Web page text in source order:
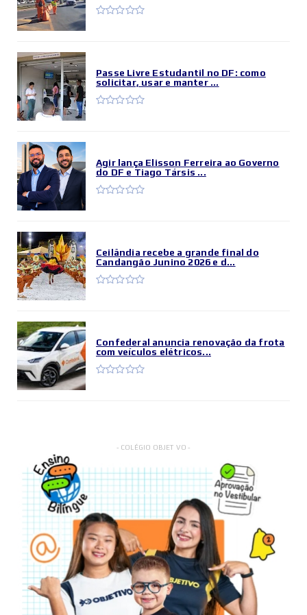
Passe Livre Estudantil no DF: como
solicitar, usar e manter ...
Agir lança Elisson Ferreira ao Governo
do DF e Tiago Társis ...
Ceilândia recebe a grande final do
Candangão Junino 2026 e d...
Confederal anuncia renovação da frota
com veículos elétricos...
- COLÉGIO OBJETIVO -